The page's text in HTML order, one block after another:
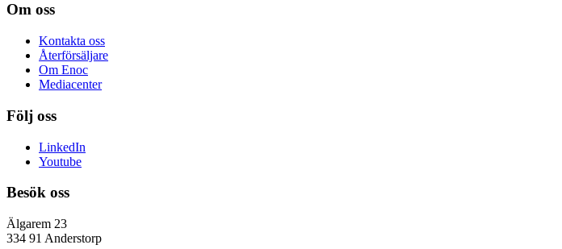
Om oss
Kontakta oss
Återförsäljare
Om Enoc
Mediacenter
Följ oss
LinkedIn
Youtube
Besök oss
Älgarem 23
334 91 Anderstorp